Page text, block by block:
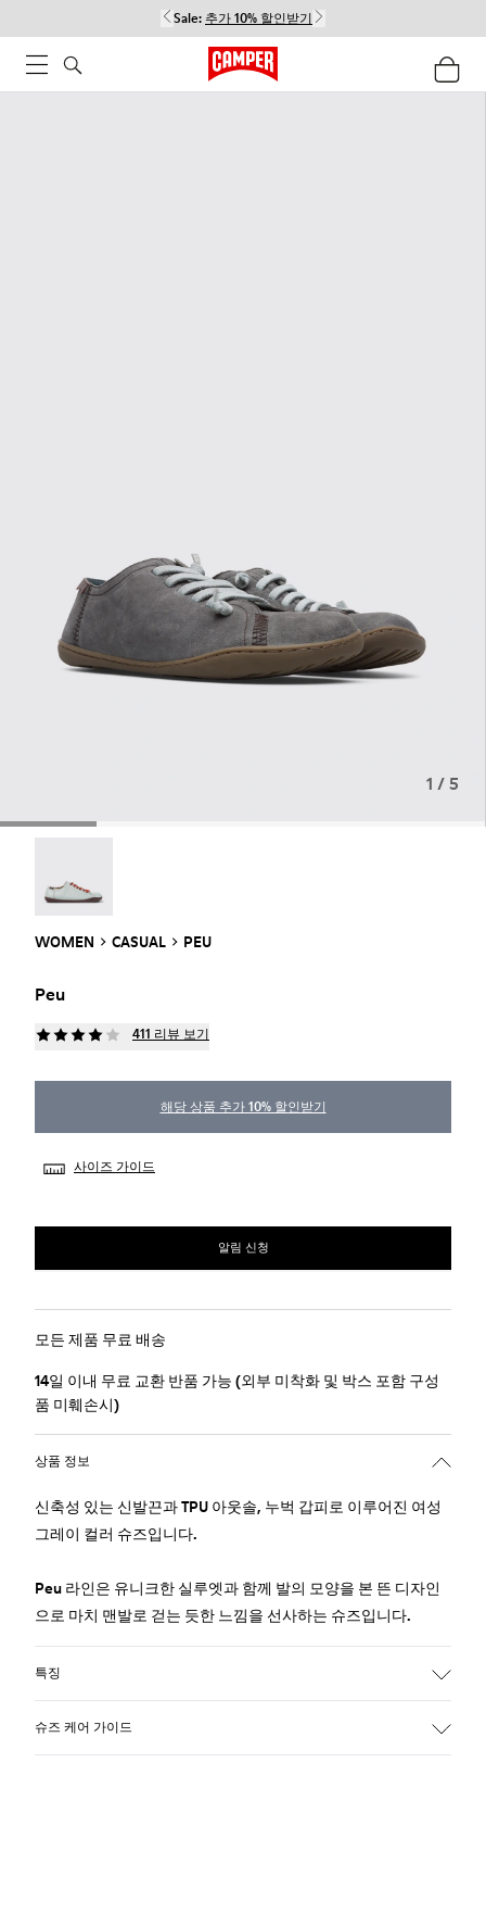
Sale: 추가 10% 할인받기
1 / 5
WOMEN CASUAL PEU
Peu
411 리뷰 보기
해당 상품 추가 10% 할인받기
사이즈 가이드
알림 신청
모든 제품 무료 배송
14일 이내 무료 교환 반품 가능 (외부 미착화 및 박스 포함 구성
품 미훼손시)
상품 정보
신축성 있는 신발끈과 TPU 아웃솔, 누벅 갑피로 이루어진 여성
그레이 컬러 슈즈입니다.
Peu 라인은 유니크한 실루엣과 함께 발의 모양을 본 뜬 디자인
으로 마치 맨발로 걷는 듯한 느낌을 선사하는 슈즈입니다.
특징
아웃솔/특징: 충격 흡수를 위한 contact earth technology 가
슈즈 케어 가이드